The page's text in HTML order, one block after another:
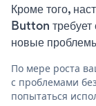
Кроме того,
Button
новые
По мере роста
с проблемами
попытаться